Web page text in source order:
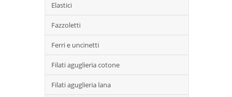
Elastici
Fazzoletti
Ferri e uncinetti
Filati aguglieria cotone
Filati aguglieria lana